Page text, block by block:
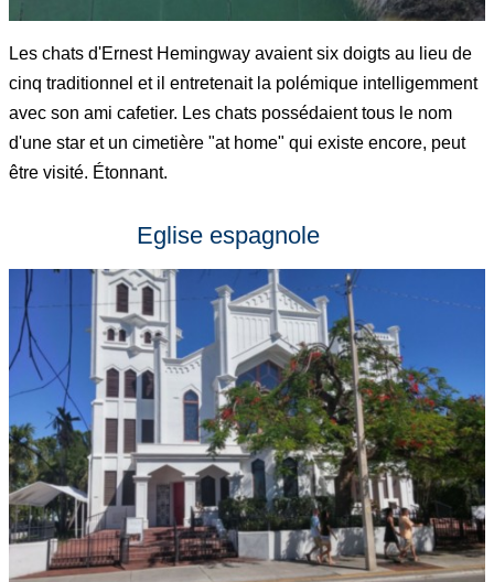
Les chats d'Ernest Hemingway avaient six doigts au lieu de
cinq traditionnel et il entretenait la polémique intelligemment
avec son ami cafetier. Les chats possédaient tous le nom
d'une star et un cimetière "at home" qui existe encore, peut
être visité. Étonnant.
Eglise espagnole